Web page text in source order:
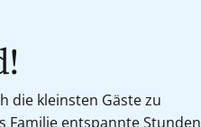
die kleinsten Gäste zu
Familie entspannte Stunden